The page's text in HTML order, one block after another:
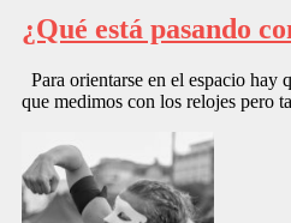
¿Qué está pasando
Para orientarse en el espacio hay
que medimos con los relojes pero